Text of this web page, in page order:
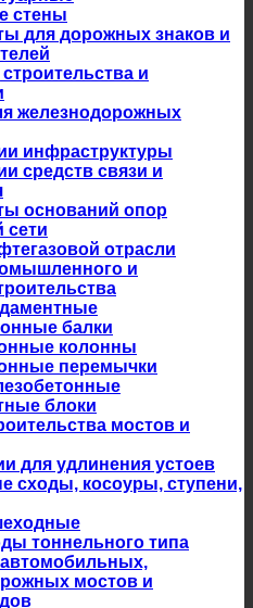
стены
для дорожных знаков и
и
железнодорожных
инфраструктуры
средств связи и
оснований опор
сети
отрасли
и
балки
колонны
перемычки
блоки
мостов и
для удлинения устоев
сходы, косоуры, ступени,
тоннельного типа
мостов и